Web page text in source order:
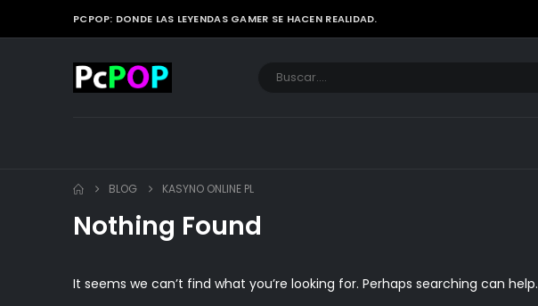
PCPOP: DONDE LAS LEYENDAS GAMER SE HACEN REALIDAD.
BLOG KASYNO ONLINE PL
Nothing Found
It seems we can’t find what you’re looking for. Perhaps searching can help.